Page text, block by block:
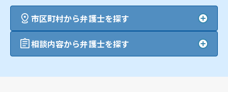
市区町村から弁護士を探す
相談内容から弁護士を探す